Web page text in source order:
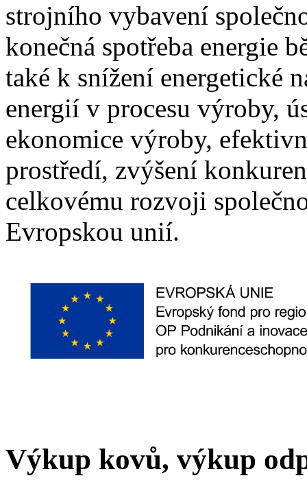
strojního vybavení
konečná spotřeba energie
také k snížení energetické
energií v procesu výroby,
ekonomice výroby,
prostředí, zvýšení
celkovému rozvoji
Evropskou unií.
Výkup kovů, výkup